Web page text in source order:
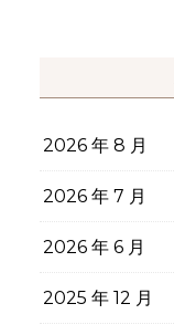
2026 年 8 月
2026 年 7 月
2026 年 6 月
2025 年 12 月